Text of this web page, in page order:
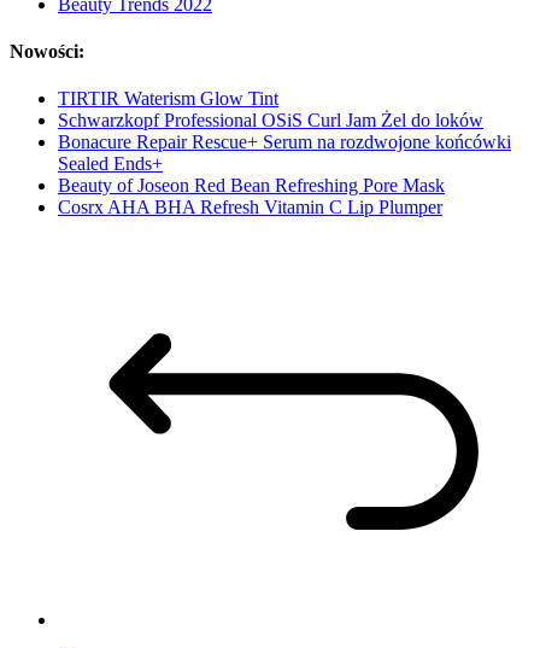
Nowości:
TIRTIR Waterism Glow Tint
Schwarzkopf Professional OSiS Curl Jam Żel do loków
Bonacure Repair Rescue+ Serum na rozdwojone końcówki
Sealed Ends+
Beauty of Joseon Red Bean Refreshing Pore Mask
Cosrx AHA BHA Refresh Vitamin C Lip Plumper